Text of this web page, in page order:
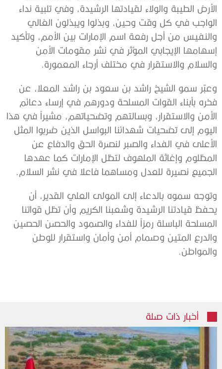
الأرض الطيبة والولاء لقيادتها الرشيدة، وفي تلبية نداء
الواجب في كل وقت وحين، وبذلوا ويبذلون الغالي
والنفيس من أجل رفعة اسم الإمارات بين الأمم، وتأكيد
إسهامها الإيجابي المؤثر في نشر مقومات الأمن
والسلام والاستقرار في مختلف أرجاء المعمورة.
وعبّر سمو الشيخ راشد بن سعود بن راشد المعلا، عن
فخره بأبناء القوات المسلحة ودورهم في إرساء دعائم
الأمن والاستقرار، وبسالتهم وتضحياتهم، مشيراً في هذا
اليوم إلى تضحيات شهدائنا البواسل الذين ضربوا المثل
الأعلى في الفداء والصبر لنصرة الحق والدفاع عن
المظلوم وإغاثة الملهوف لتظل الإمارات كما عهدها
الجميع نصيرة للعدل ومساهما فاعلا في نشر السلام.
وتوجه سموه بالدعاء إلى المولى العلي القدير، أن
يحفظ قيادتنا الرشيدة وشعبنا الكريم وأن تظل قواتنا
المسلحة الباسلة رمزاً للفداء والصمود والحصن الحصين
والدرع المتين وصمام أمن وأمان واستقرار للوطن
والمواطن.
أخبار ذات صلة